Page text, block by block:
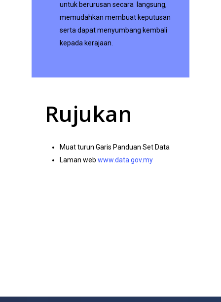
untuk berurusan secara langsung,
memudahkan membuat keputusan
serta dapat menyumbang kembali
kepada kerajaan.
Rujukan
Muat turun Garis Panduan Set Data
Laman web www.data.gov.my